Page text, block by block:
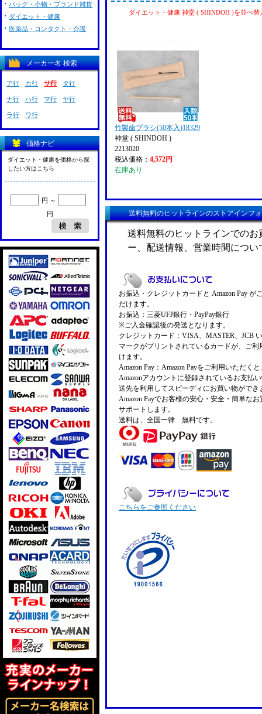
ダイエット・健康 神堂 ( SHINDOH )を並べ替
竹製歯ブラシ(50本入)18329
神堂 ( SHINDOH )
2213020
税込価格： 4,572円
在庫あり
送料無料のヒットラインのストアインフ
送料無料のヒットラインでの
ー、配送情報、営業時間につ
お振込・クレジットカードと Amazon Pay が
だけます。
お振込：三菱UFJ銀行・PayPay銀行
※ご入金確認後の発送となります。
クレジットカード：VISA、MASTER、JCB
マークがプリントされているカードが、ご利
けます。
Amazon Pay：Amazon Payをご利用いただく
Amazonアカウントに登録されているお支払
送先を利用してスピーディにお買い物ができ
Amazon Payでお客様の安心・安全・簡単な
サポートします。
送料は、全国一律 無料です。
こちらをご参照ください
バッグ・小物・ブランド雑貨
ダイエット・健康
医薬品・コンタクト・介護
メーカー名 検索
ア行 カ行 サ行 タ行
ナ行 ハ行 マ行 ヤ行
ラ行 ワ行
価格ナビ
ダイエット・健康を価格から探
したい方はこちら
円 ～
円